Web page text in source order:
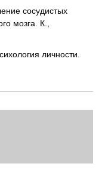
сосудистых
мозга. К.,
личности.